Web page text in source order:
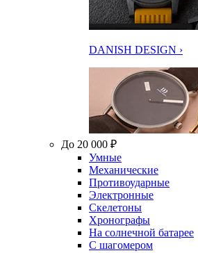
DANISH DESIGN ›
До 20 000 ₽
Умные
Механические
Противоударные
Электронные
Скелетоны
Хронографы
На солнечной батарее
С шагомером